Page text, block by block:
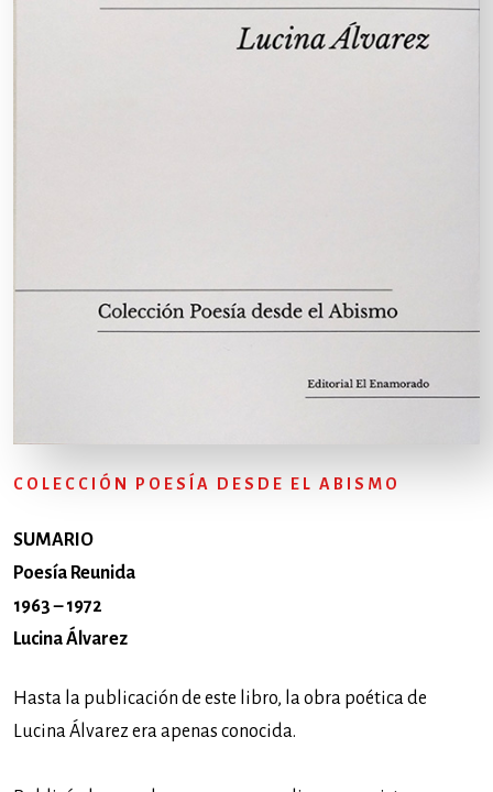
COLECCIÓN POESÍA DESDE EL ABISMO
SUMARIO
Poesía Reunida
1963 – 1972
Lucina Álvarez
Hasta la publicación de este libro, la obra poética de
Lucina Álvarez era apenas conocida.